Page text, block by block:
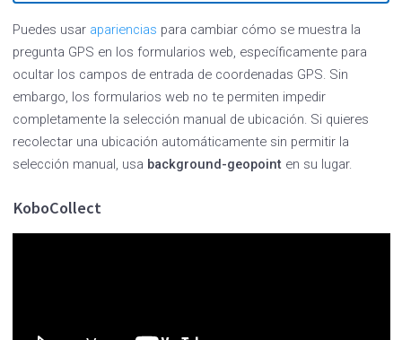
Puedes usar apariencias para cambiar cómo se muestra la
pregunta GPS en los formularios web, específicamente para
ocultar los campos de entrada de coordenadas GPS. Sin
embargo, los formularios web no te permiten impedir
completamente la selección manual de ubicación. Si quieres
recolectar una ubicación automáticamente sin permitir la
selección manual, usa background-geopointen su lugar.
KoboCollect